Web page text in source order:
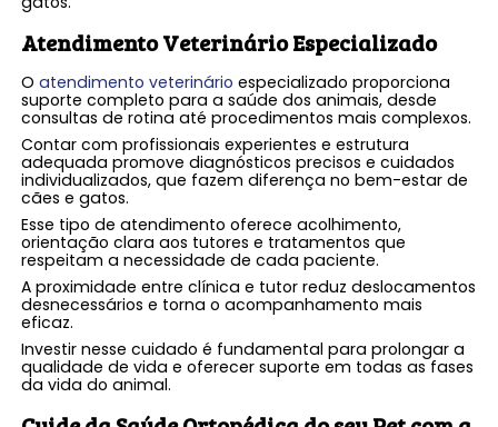
Atendimento Veterinário Especializado
Oatendimento veterinário especializado proporciona
suporte completo para a saúde dos animais, desde
consultas de rotina até procedimentos mais complexos.
Contar com profissionais experientes e estrutura
adequada promove diagnósticos precisos e cuidados
individualizados, que fazem diferença no bem-estar de
cães e gatos.
Esse tipo de atendimento oferece acolhimento,
orientação clara aos tutores e tratamentos que
respeitam a necessidade de cada paciente.
A proximidade entre clínica e tutor reduz deslocamentos
desnecessários e torna o acompanhamento mais
eficaz.
Investir nesse cuidado é fundamental para prolongar a
qualidade de vida e oferecer suporte em todas as fases
da vida do animal.